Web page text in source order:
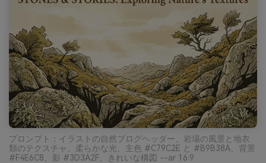
プロンプト：イラストの自然ブログヘッダー、岩場の風景と地衣
類のテクスチャ、柔らかな光、主色 #C79C2E と #B9B38A、背景
#F4E6C8、影 #3D3A2F、きれいな構図 --ar 16:9